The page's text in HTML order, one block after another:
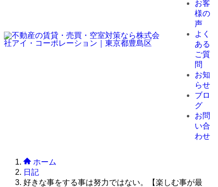
お客
様の
声
よく
ある
ご質
問
お知
らせ
ブロ
グ
お問
い合
わせ
ホーム
日記
好きな事をする事は努力ではない。【楽しむ事が最